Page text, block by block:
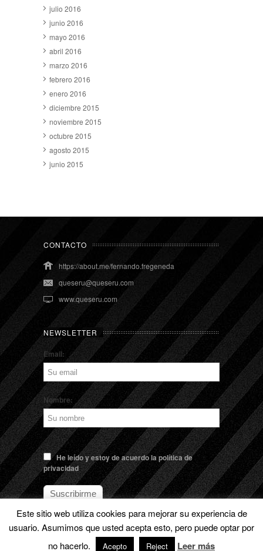
julio 2016
junio 2016
mayo 2016
abril 2016
marzo 2016
febrero 2016
enero 2016
diciembre 2015
noviembre 2015
octubre 2015
agosto 2015
junio 2015
CONTACTO
https://about.me/fernando.fregeneda
queseru@queseru.com
www.queseru.com
NEWSLETTER
Email:
Nombre:
He leído y estoy de acuerdo la política de
privacidad
© EL QUESERU. Cheese Man |Aviso legal
Este sitio web utiliza cookies para mejorar su experiencia de
usuario. Asumimos que usted acepta esto, pero puede optar por
no hacerlo.
Acepto Reject Leer más